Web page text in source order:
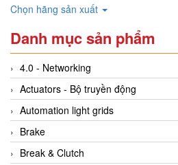
Chọn hãng sản xuất
Danh mục sản phẩm
4.0 - Networking
Actuators - Bộ truyền động
Automation light grids
Brake
Break & Clutch